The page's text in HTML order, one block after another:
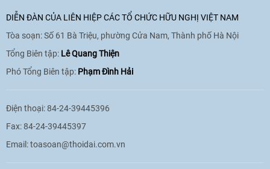
[Video] Doanh nghiệp Hoa Kỳ hỗ trợ
Việt Nam xác định danh tính người mất
DIỄN ĐÀN CỦA LIÊN HIỆP CÁC TỔ CHỨC HỮU NGHỊ VIỆT NAM
Tòa soạn: Số 61 Bà Triệu, phường Cửa Nam, Thành phố Hà Nội
Tổng Biên tập: Lê Quang Thiện
Phó Tổng Biên tập: Phạm Đình Hải
Điện thoại: 84-24-39445396
Fax: 84-24-39445397
Email:toasoan@thoidai.com.vn